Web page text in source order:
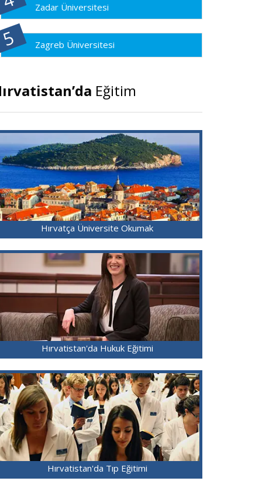
Zadar Üniversitesi
Zagreb Üniversitesi
Eğitim
Hırvatça Üniversite Okumak
Hırvatistan'da Hukuk Eğitimi
Hırvatistan'da Tıp Eğitimi